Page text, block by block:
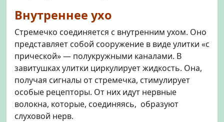
Внутреннее ухо
Стремечко соединяется с внутренним ухом. Оно
представляет собой сооружение в виде улитки «с
прической» — полукружными каналами. В
завитушках улитки циркулирует жидкость. Она,
получая сигналы от стремечка, стимулирует
особые рецепторы. От них идут нервные
волокна, которые, соединяясь, образуют
слуховой нерв.